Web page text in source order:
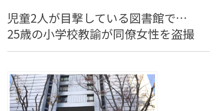
児童2人が目撃している図書館で…
25歳の小学校教諭が同僚女性を盗撮